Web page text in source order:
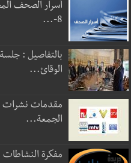
أسرار الصحف
8-...
بالتفاصيل :
الوقائ...
مقدمات نشرات
الجمعة...
مفكرة النشاطات